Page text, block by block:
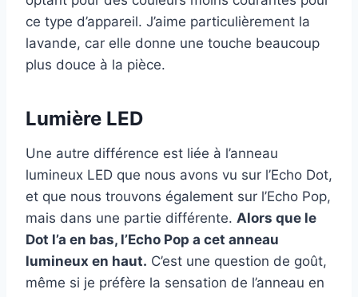
ce type d’appareil. J’aime particulièrement la
lavande, car elle donne une touche beaucoup
plus douce à la pièce.
Lumière LED
Une autre différence est liée à l’anneau
lumineux LED que nous avons vu sur l’Echo Dot,
et que nous trouvons également sur l’Echo Pop,
mais dans une partie différente. Alors que le
Dot l’a en bas, l’Echo Pop a cet anneau
lumineux en haut. C’est une question de goût,
même si je préfère la sensation de l’anneau en